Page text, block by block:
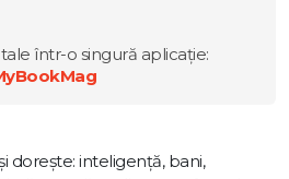
într-o singură aplicație:
doreşte: inteligenţă, bani,